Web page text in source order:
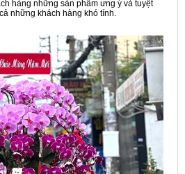
hàng những sản phẩm ưng ý và tuyệt
những khách hàng khó tính.